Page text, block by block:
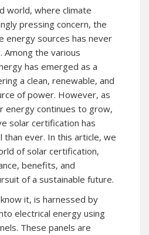
world, where climate
pressing concern, the
energy sources has never
Among the various
has emerged as a
a clean, renewable, and
of power. However, as
energy continues to grow,
solar certification has
than ever. In this article, we
of solar certification,
benefits, and
of a sustainable future.
it, is harnessed by
electrical energy using
These panels are